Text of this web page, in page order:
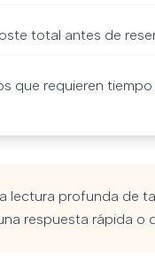
total antes de
que requieren
lectura profunda de
respuesta rápida